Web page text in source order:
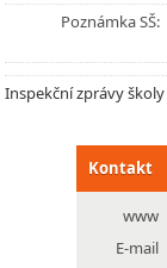
Poznámka SŠ:
Inspekční zprávy
Kontakt
www
E-mail